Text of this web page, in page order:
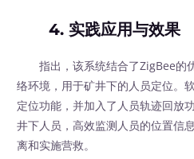
4. 实践应用与效果
指出，该系统结合了ZigBee的
络环境，用于矿井下的人员定位。
定位功能，并加入了人员轨迹回放
井下人员，高效监测人员的位置信
离和实施营救。